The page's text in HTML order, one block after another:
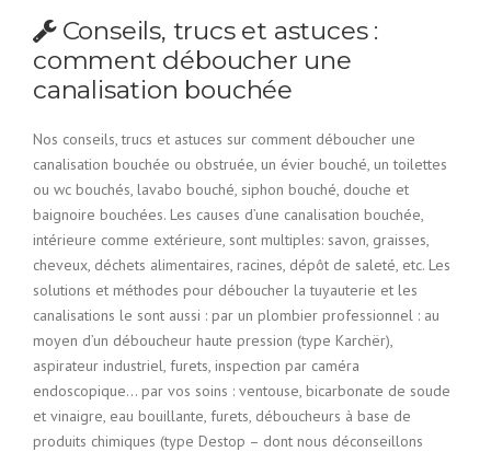
Conseils, trucs et astuces :
comment déboucher une
canalisation bouchée
Nos conseils, trucs et astuces sur comment déboucher une
canalisation bouchée ou obstruée, un évier bouché, un toilettes
ou wc bouchés, lavabo bouché, siphon bouché, douche et
baignoire bouchées. Les causes d’une canalisation bouchée,
intérieure comme extérieure, sont multiples: savon, graisses,
cheveux, déchets alimentaires, racines, dépôt de saleté, etc. Les
solutions et méthodes pour déboucher la tuyauterie et les
canalisations le sont aussi : par un plombier professionnel : au
moyen d’un déboucheur haute pression (type Karchër),
aspirateur industriel, furets, inspection par caméra
endoscopique… par vos soins : ventouse, bicarbonate de soude
et vinaigre, eau bouillante, furets, déboucheurs à base de
produits chimiques (type Destop – dont nous déconseillons